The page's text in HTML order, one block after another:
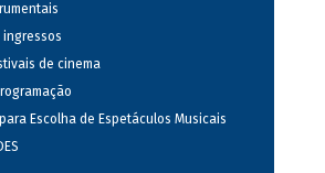
ingressos
de cinema
Escolha de Espetáculos Musicais